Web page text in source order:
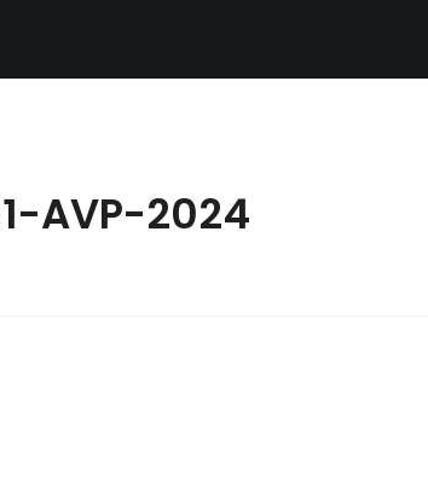
AVP-2024